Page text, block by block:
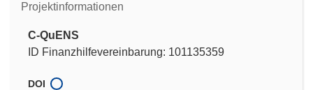
Projektinformationen
C-QuENS
ID Finanzhilfevereinbarung: 101135359
DOI